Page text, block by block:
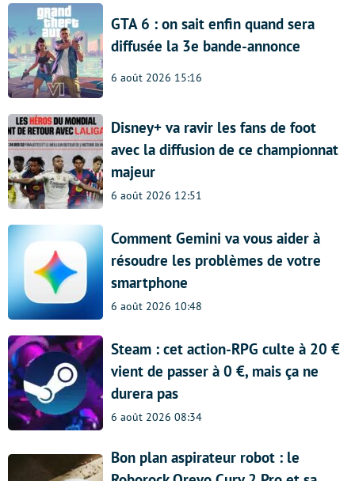
GTA 6 : on sait enfin quand sera
diffusée la 3e bande-annonce
6 août 2026 15:16
Disney+ va ravir les fans de foot
avec la diffusion de ce championnat
majeur
6 août 2026 12:51
Comment Gemini va vous aider à
résoudre les problèmes de votre
smartphone
6 août 2026 10:48
Steam : cet action-RPG culte à 20 €
vient de passer à 0 €, mais ça ne
durera pas
6 août 2026 08:34
Bon plan aspirateur robot : le